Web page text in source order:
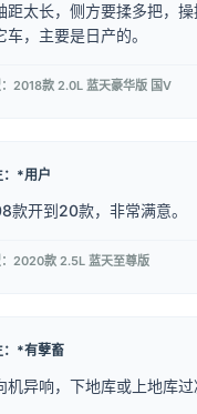
距太长，侧方要揉多把，
车，主要是日产的。
2018款 2.0L 蓝天豪华版 国V
：*用户
款开到20款，非常满意。
2020款 2.5L 蓝天至尊版
：*有孽畜
机异响，下地库或上地库